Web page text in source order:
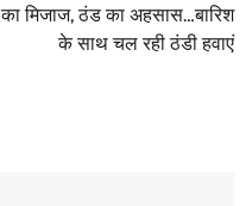
का मिजाज, ठंड का अहसास…बारिश
के साथ चल रही ठंडी हवाएं